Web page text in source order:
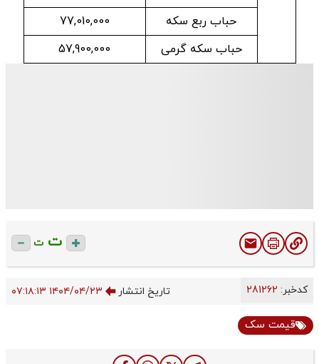
حباب ربع سکه
77,010,000
حباب سکه گرمی
57,900,000
ت ت
کدخبر: تاریخ انتشار ۱۴۰۴/۰۴/۲۳ ۰۷:۱۸:۱۳
قیمت سک